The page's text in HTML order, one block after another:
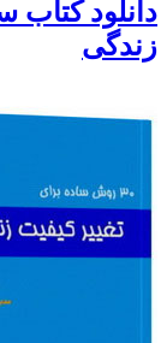
کتاب سی